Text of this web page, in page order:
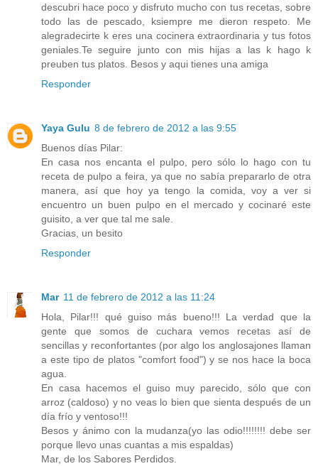
descubri hace poco y disfruto mucho con tus recetas, sobre
todo las de pescado, ksiempre me dieron respeto. Me
alegradecirte k eres una cocinera extraordinaria y tus fotos
geniales.Te seguire junto con mis hijas a las k hago k
preuben tus platos. Besos y aqui tienes una amiga
Responder
Yaya Gulu 8 de febrero de 2012 a las 9:55
Buenos días Pilar:
En casa nos encanta el pulpo, pero sólo lo hago con tu
receta de pulpo a feira, ya que no sabía prepararlo de otra
manera, así que hoy ya tengo la comida, voy a ver si
encuentro un buen pulpo en el mercado y cocinaré este
guisito, a ver que tal me sale.
Gracias, un besito
Responder
Mar 11 de febrero de 2012 a las 11:24
Hola, Pilar!!! qué guiso más bueno!!! La verdad que la
gente que somos de cuchara vemos recetas así de
sencillas y reconfortantes (por algo los anglosajones llaman
a este tipo de platos "comfort food") y se nos hace la boca
agua.
En casa hacemos el guiso muy parecido, sólo que con
arroz (caldoso) y no veas lo bien que sienta después de un
día frío y ventoso!!!
Besos y ánimo con la mudanza(yo las odio!!!!!!!! debe ser
porque llevo unas cuantas a mis espaldas)
Mar, de los Sabores Perdidos.